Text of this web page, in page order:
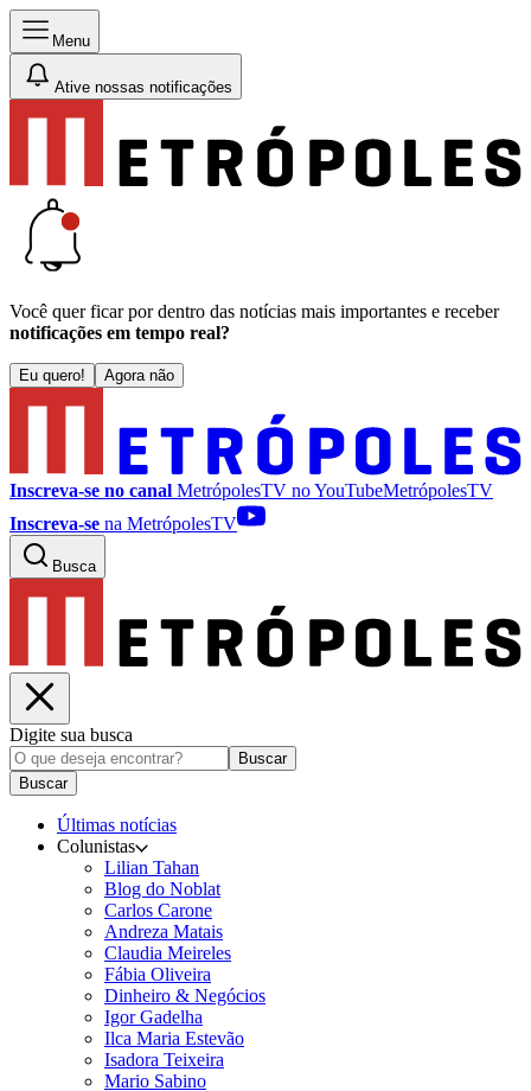
Menu
Ative nossas notificações
Você quer ficar por dentro das notícias mais importantes e receber
notificações em tempo real?
Eu quero! Agora não
Inscreva-se no canal MetrópolesTV noYouTubeMetrópolesTV
Inscreva-se na MetrópolesTV
Busca
Digite sua busca
Buscar
Buscar
Últimas notícias
Colunistas
Lilian Tahan
Blog do Noblat
Carlos Carone
Andreza Matais
Claudia Meireles
Fábia Oliveira
Dinheiro & Negócios
Igor Gadelha
Ilca Maria Estevão
Isadora Teixeira
Mario Sabino